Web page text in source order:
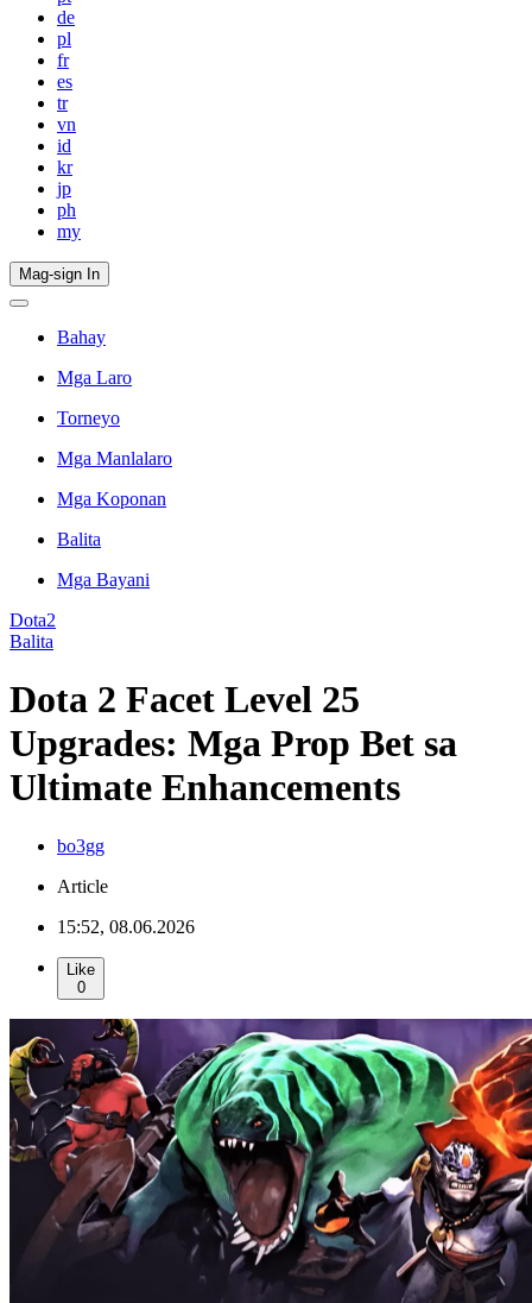
de
pl
fr
es
tr
vn
id
kr
jp
ph
my
Mag-sign In
Bahay
Mga Laro
Torneyo
Mga Manlalaro
Mga Koponan
Balita
Mga Bayani
Dota2
Balita
Dota 2 Facet Level 25
Upgrades: Mga Prop Bet sa
Ultimate Enhancements
bo3gg
Article
15:52, 08.06.2026
Like
0